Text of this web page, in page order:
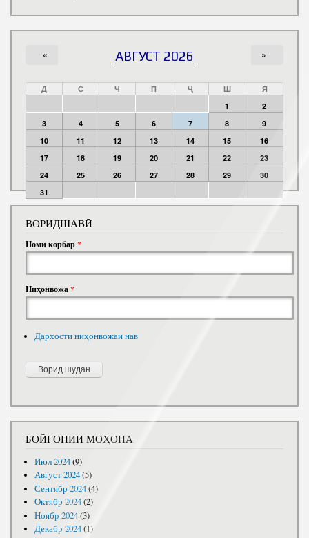
АВГУСТ 2026
« »
Д С Ч П Ҷ Ш
Я
1
2
3
4 5 6 7 8
9
10
11 12 13 14 15
16
17
18 19 20 21 22
23
24
25 26 27 28 29
30
31
ВОРИДШАВӢ
Номи корбар*
Ниҳонвожа*
Дархости ниҳонвожаи нав
БОЙГОНИИ МОҲОНА
Июл 2024(9)
Август 2024(5)
Сентябр 2024(4)
Октябр 2024(2)
Ноябр 2024(3)
Декабр 2024(1)